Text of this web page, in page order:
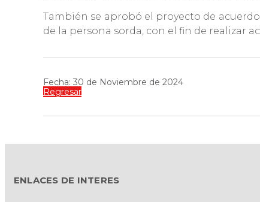
También se aprobó el proyecto de
de la persona sorda, con el fin de realizar
Fecha: 30 de Noviembre de 2024
Regresar
ENLACES DE INTERES